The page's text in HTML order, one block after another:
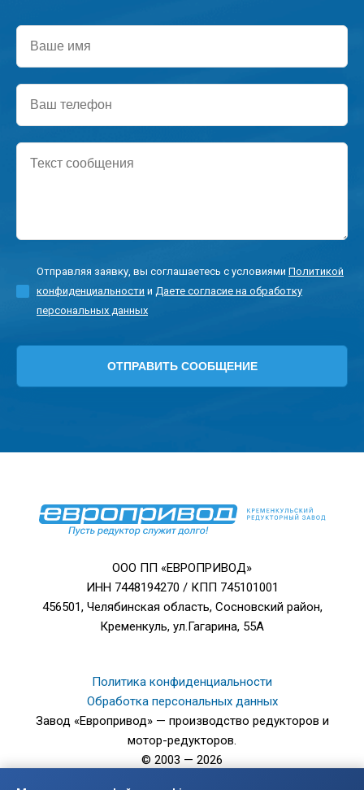
имя
телефон
сообщения
Отправляя заявку, вы соглашаетесь с условиями Политикой
конфиденциальности и Даете согласие на обработку
персональных данных
ООО ПП «ЕВРОПРИВОД»
ИНН 7448194270 / КПП 745101001
456501, Челябинская область, Сосновский район,
Кременкуль, ул.Гагарина, 55А
Политика конфиденциальности
Обработка персональных данных
Завод «Европривод» — производство редукторов и
мотор-редукторов.
© 2003 — 2026